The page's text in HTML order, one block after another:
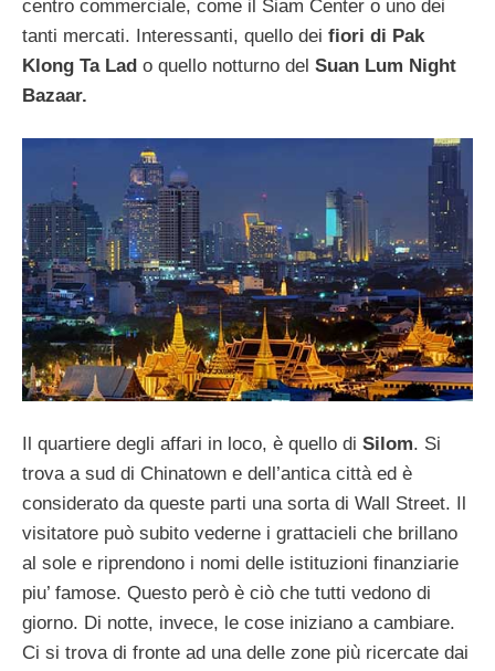
centro commerciale, come il Siam Center o uno dei
tanti mercati. Interessanti, quello dei fiori di Pak
Klong Ta Lad o quello notturno del Suan Lum Night
Bazaar.
Il quartiere degli affari in loco, è quello di Silom. Si
trova a sud di Chinatown e dell’antica città ed è
considerato da queste parti una sorta di Wall Street. Il
visitatore può subito vederne i grattacieli che brillano
al sole e riprendono i nomi delle istituzioni finanziarie
piu’ famose. Questo però è ciò che tutti vedono di
giorno. Di notte, invece, le cose iniziano a cambiare.
Ci si trova di fronte ad una delle zone più ricercate dai